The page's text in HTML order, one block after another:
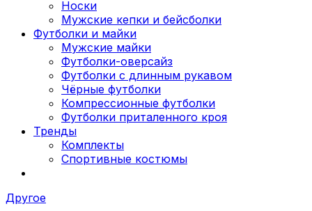
Носки
Мужские кепки и бейсболки
Футболки и майки
Мужские майки
Футболки-оверсайз
Футболки с длинным рукавом
Чёрные футболки
Компрессионные футболки
Футболки приталенного кроя
Тренды
Комплекты
Спортивные костюмы
Другое